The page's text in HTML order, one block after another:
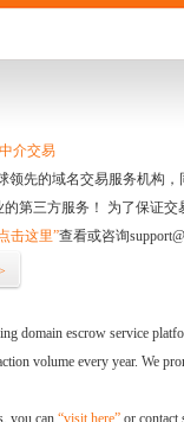
介交易
领先的域名交易服务机构
第三方服务！ 为了保证
击这里”查看或咨询
domain escrow service
volume every year. We
you can “visit here” or contact